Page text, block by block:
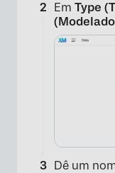
Em Type
Dê um